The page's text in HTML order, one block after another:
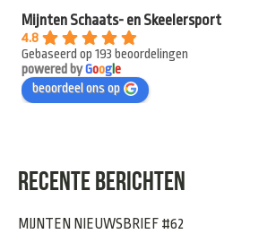
Mijnten Schaats- en Skeelersport
4.8
Gebaseerd op 193 beoordelingen
powered byGooge
beoordeel ons op
RECENTE BERICHTEN
MIJNTEN NIEUWSBRIEF #62